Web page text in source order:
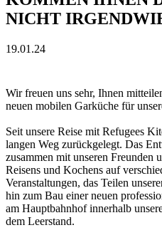
NICHT
19.01.24
Wir freuen uns sehr, Ihnen
neuen mobilen Garküche für
Seit unsere Reise mit Refugees
langen Weg zurückgelegt. Das
zusammen mit unseren Freunden
Reisens und Kochens auf
Veranstaltungen, das Teilen
hin zum Bau einer neuen
am Hauptbahnhof innerhalb
dem Leerstand.